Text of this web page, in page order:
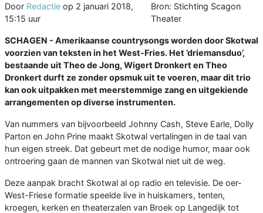
Door Redactie op 2 januari 2018,
15:15 uur
Bron: Stichting Scagon
Theater
SCHAGEN - Amerikaanse countrysongs worden door Skotwal
voorzien van teksten in het West-Fries. Het ’driemansduo’,
bestaande uit Theo de Jong, Wigert Dronkert en Theo
Dronkert durft ze zonder opsmuk uit te voeren, maar dit trio
kan ook uitpakken met meerstemmige zang en uitgekiende
arrangementen op diverse instrumenten.
Van nummers van bijvoorbeeld Johnny Cash, Steve Earle, Dolly
Parton en John Prine maakt Skotwal vertalingen in de taal van
hun eigen streek. Dat gebeurt met de nodige humor, maar ook
ontroering gaan de mannen van Skotwal niet uit de weg.
Deze aanpak bracht Skotwal al op radio en televisie. De oer-
West-Friese formatie speelde live in huiskamers, tenten,
kroegen, kerken en theaterzalen van Broek op Langedijk tot